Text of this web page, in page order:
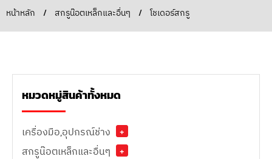
หน้าหลัก / สกรูน๊อตเหล็กและอื่นๆ / โชเดอร์สกรู
หมวดหมู่สินค้าทั้งหมด
เครื่องมือ,อุปกรณ์ช่าง
+
สกรูน๊อตเหล็กและอื่นๆ
+